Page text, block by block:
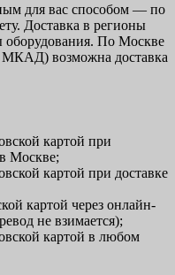
для вас способом — по
Доставка в регионы
оборудования. По Москве
МКАД) возможна доставка
картой при
Москве;
картой при доставке
картой через онлайн-
не взимается);
картой в любом